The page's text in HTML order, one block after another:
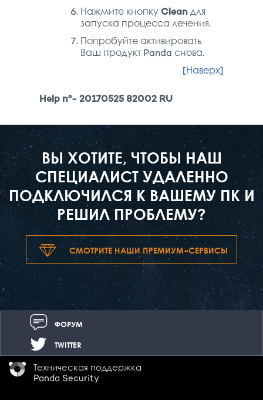
Нажмите кнопку Clean для
запуска процесса лечения.
Попробуйте активировать
Ваш продукт Panda снова.
[Наверх]
Help nº- 20170525 82002 RU
ВЫ ХОТИТЕ, ЧТОБЫ НАШ
СПЕЦИАЛИСТ УДАЛЕННО
ПОДКЛЮЧИЛСЯ К ВАШЕМУ ПК И
РЕШИЛ ПРОБЛЕМУ?
СМОТРИТЕ НАШИ ПРЕМИУМ-СЕРВИСЫ
TWITTER
ФОРУМ
Техническая поддержка
Panda Security